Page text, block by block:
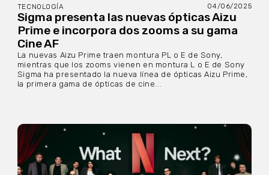
TECNOLOGÍA 04/06/2025
Sigma presenta las nuevas ópticas Aizu
Prime e incorpora dos zooms a su gama
Cine AF
La nuevas Aizu Prime traen montura PL o E de Sony,
mientras que los zooms vienen en montura L o E de Sony
Sigma ha presentado la nueva línea de ópticas Aizu Prime,
la primera gama de ópticas de cine...